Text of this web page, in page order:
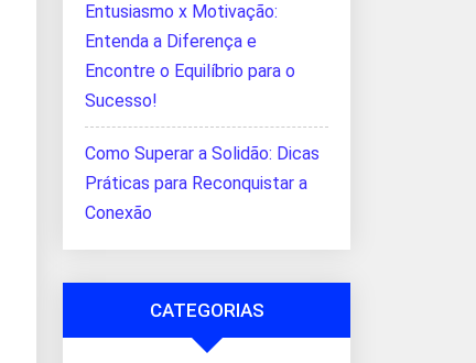
Entusiasmo x Motivação:
Entenda a Diferença e
Encontre o Equilíbrio para o
Sucesso!
Como Superar a Solidão: Dicas
Práticas para Reconquistar a
Conexão
CATEGORIAS